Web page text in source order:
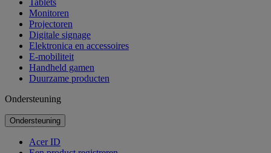
Monitoren
Projectoren
Digitale signage
Elektronica en accessoires
E-mobiliteit
Handheld gamen
Duurzame producten
Ondersteuning
Ondersteuning
Acer ID